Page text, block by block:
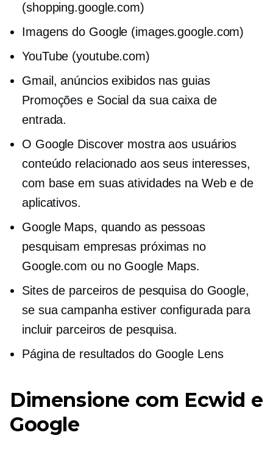
(shopping.google.com)
Imagens do Google (images.google.com)
YouTube (youtube.com)
Gmail, anúncios exibidos nas guias
Promoções e Social da sua caixa de
entrada.
O Google Discover mostra aos usuários
conteúdo relacionado aos seus interesses,
com base em suas atividades na Web e de
aplicativos.
Google Maps, quando as pessoas
pesquisam empresas próximas no
Google.com ou no Google Maps.
Sites de parceiros de pesquisa do Google,
se sua campanha estiver configurada para
incluir parceiros de pesquisa.
Página de resultados do Google Lens
Dimensione com Ecwid e
Google